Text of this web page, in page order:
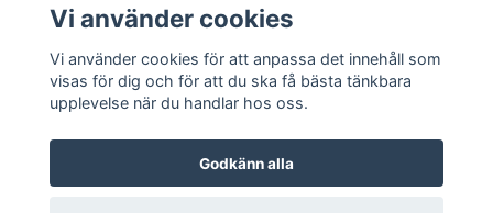
Läs mer
© 2026 Trycklagret
Vi använder cookies
Vi använder cookies för att anpassa det innehåll som
visas för dig och för att du ska få bästa tänkbara
upplevelse när du handlar hos oss.
Godkänn alla